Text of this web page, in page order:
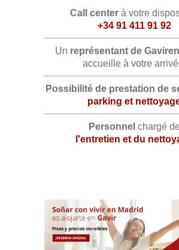
Call center à votre
+34 91 411 91 92
Un représentant de
accueille à votre
Possibilité de prestation de
parking et
Personnel chargé
l'entretien et du